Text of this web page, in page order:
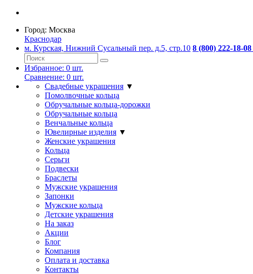
Город: Москва
Краснодар
м. Курская, Нижний Сусальный пер. д.5, стр.10 8 (800) 222-18-08
Избранное: 0 шт.
Сравнение: 0 шт.
Свадебные украшения ▼
Помолвочные кольца
Обручальные кольца-дорожки
Обручальные кольца
Венчальные кольца
Ювелирные изделия ▼
Женские украшения
Кольца
Серьги
Подвески
Браслеты
Мужские украшения
Запонки
Мужские кольца
Детские украшения
На заказ
Акции
Блог
Компания
Оплата и доставка
Контакты